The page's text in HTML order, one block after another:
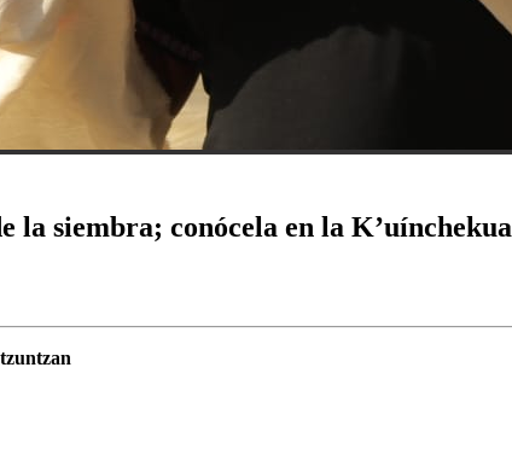
la siembra; conócela en la K’uínchekua